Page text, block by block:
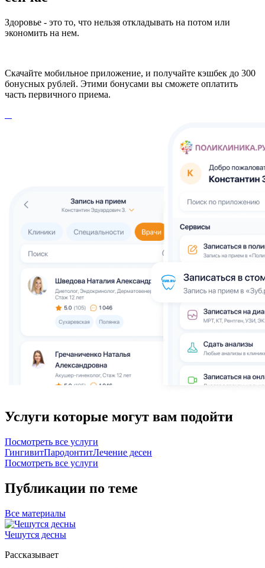
Здоровье - это то, что нельзя откладывать на потом или
экономить на нем.
Скачайте мобильное приложение, и получайте кэшбек до 300
бонусных рублей. Этими бонусами вы сможете оплатить
часть первичного приема.
Услуги которые могут вам подойти
Посмотреть все услуги
ГингивитПародонтитЛечение десен
Посмотреть все услуги
Публикации по теме
Все материалы
Чешутся десны
Рассказывает